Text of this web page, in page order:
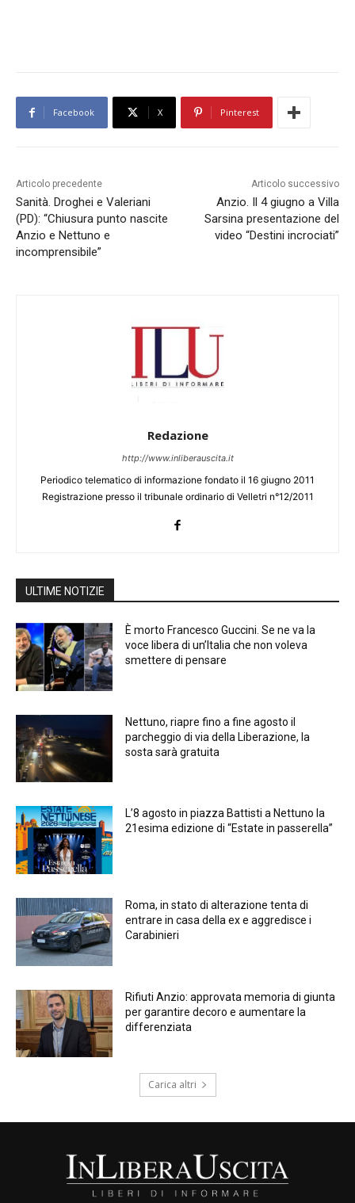
Facebook X Pinterest
Articolo precedente
Sanità. Droghei e Valeriani
(PD): “Chiusura punto nascite
Anzio e Nettuno e
incomprensibile”
Articolo successivo
Anzio. Il 4 giugno a Villa
Sarsina presentazione del
video “Destini incrociati”
Redazione
http://www.inliberauscita.it
Periodico telematico di informazione fondato il 16 giugno 2011
Registrazione presso il tribunale ordinario di Velletri n°12/2011
ULTIME NOTIZIE
È morto Francesco Guccini. Se ne va la
voce libera di un’Italia che non voleva
smettere di pensare
Nettuno, riapre fino a fine agosto il
parcheggio di via della Liberazione, la
sosta sarà gratuita
L’8 agosto in piazza Battisti a Nettuno la
21esima edizione di “Estate in passerella”
Roma, in stato di alterazione tenta di
entrare in casa della ex e aggredisce i
Carabinieri
Rifiuti Anzio: approvata memoria di giunta
per garantire decoro e aumentare la
differenziata
Carica altri